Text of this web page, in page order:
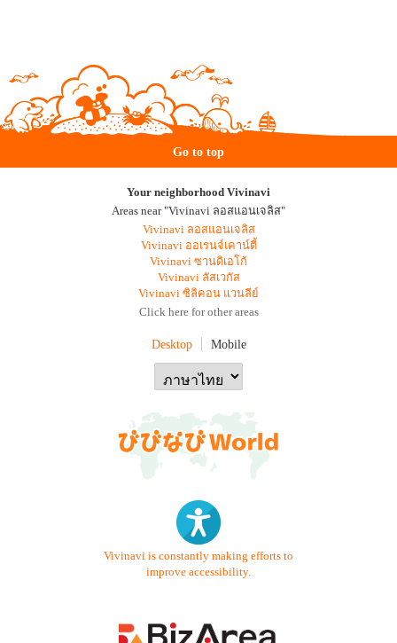
Go to top
Your neighborhood Vivinavi
Areas near "Vivinavi ลอสแอนเจลิส"
Vivinavi ลอสแอนเจลิส
Vivinavi ออเรนจ์เคาน์ตี้
Vivinavi ซานดิเอโก้
Vivinavi ลัสเวกัส
Vivinavi ซิลิคอน แวนลีย์
Click here for other areas
Desktop Mobile
Vivinavi is constantly making efforts to
improve accessibility.